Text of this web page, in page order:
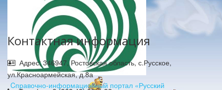
Cправочно-информационный портал «Русский
Контактная информация
Адрес: 346947, Ростовская область, с.Русское,
ул.Красноармейская, д.8а